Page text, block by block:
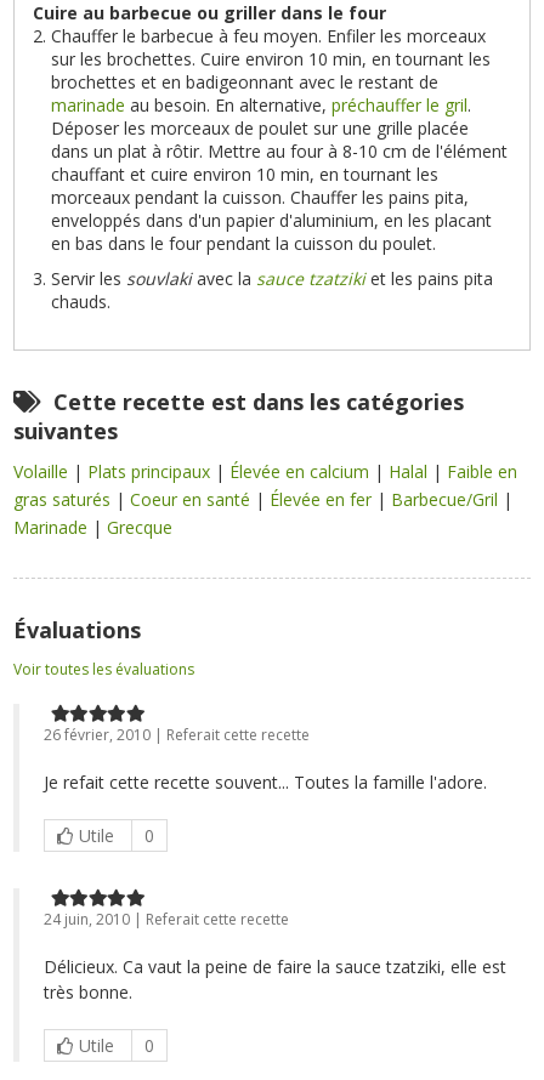
Cuire au barbecue ou griller dans le four
Chauffer le barbecue à feu moyen. Enfiler les morceaux
sur les brochettes. Cuire environ 10 min, en tournant les
brochettes et en badigeonnant avec le restant de
marinade au besoin. En alternative,préchauffer le gril.
Déposer les morceaux de poulet sur une grille placée
dans un plat à rôtir. Mettre au four à 8-10 cm de l'élément
chauffant et cuire environ 10 min, en tournant les
morceaux pendant la cuisson. Chauffer les pains pita,
enveloppés dans d'un papier d'aluminium, en les placant
en bas dans le four pendant la cuisson du poulet.
Servir les souvlakiavec lasauce tzatzikiet les pains pita
chauds.
Cette recette est dans les catégories
suivantes
Volaille | Plats principaux | Élevée en calcium | Halal | Faible en
gras saturés |Coeur en santé | Élevée en fer | Barbecue/Gril |
Marinade |Grecque
Évaluations
Voir toutes les évaluations
26 février, 2010 | Referait cette recette
Je refait cette recette souvent... Toutes la famille l'adore.
Utile 0
24 juin, 2010 | Referait cette recette
Délicieux. Ca vaut la peine de faire la sauce tzatziki, elle est
très bonne.
Utile 0